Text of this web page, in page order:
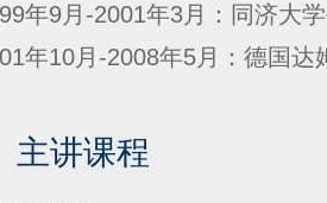
年9 月 -2001年3月：同济大
年10月 -2008年5月：德国达
主讲课程